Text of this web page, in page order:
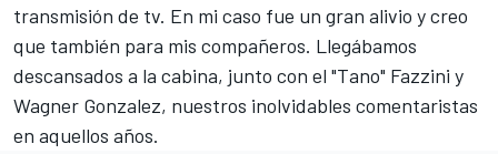
transmisión de tv. En mi caso fue un gran alivio y creo
que también para mis compañeros. Llegábamos
descansados a la cabina, junto con el "Tano" Fazzini y
Wagner Gonzalez, nuestros inolvidables comentaristas
en aquellos años.